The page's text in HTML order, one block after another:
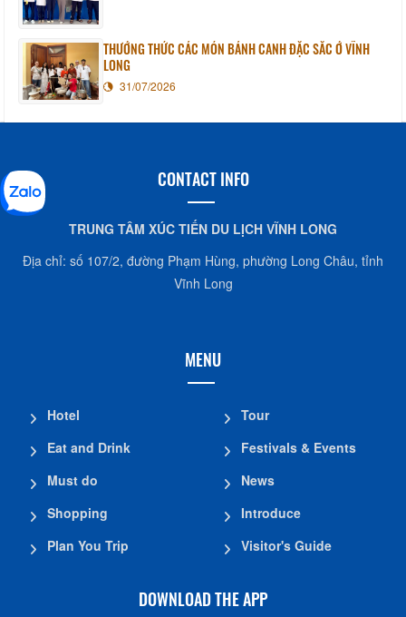
THƯỞNG THỨC CÁC MÓN BÁNH CANH ĐẶC SẮC Ở VĨNH
LONG
31/07/2026
CONTACT INFO
TRUNG TÂM XÚC TIẾN DU LỊCH VĨNH LONG
Địa chỉ: số 107/2, đường Phạm Hùng, phường Long Châu, tỉnh
Vĩnh Long
MENU
Hotel
Eat and Drink
Must do
Shopping
Plan You Trip
Tour
Festivals & Events
News
Introduce
Visitor's Guide
DOWNLOAD THE APP